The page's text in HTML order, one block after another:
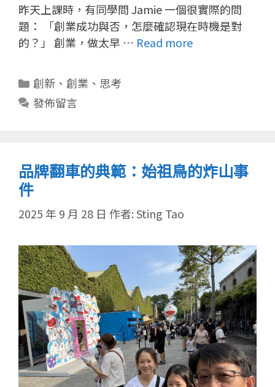
昨天上課時，有同學問 Jamie 一個很實際的問
題： 「創業成功與否，怎麼確認現在時機是對
的？」 創業，做太早 … Read more
分
類
創新、 創業 、 思考
發佈留言
品牌翻車的典範：始祖鳥的炸山事
件
2025 年 9 月 28 日 作者:Sting Tao